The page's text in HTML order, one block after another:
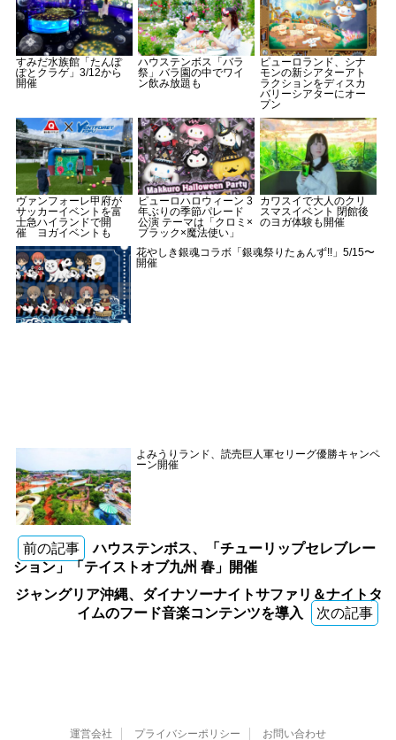
すみだ水族館「たんぽ
ぽとクラゲ」3/12から
開催
ハウステンボス「バラ
祭」バラ園の中でワイ
ン飲み放題も
ピューロランド、シナ
モンの新シアターアト
ラクションをディスカ
バリーシアターにオー
プン
ヴァンフォーレ甲府が
サッカーイベントを富
士急ハイランドで開
催 ヨガイベントも
ピューロハロウィーン 3
年ぶりの季節パレード
公演 テーマは「クロミ×
ブラック×魔法使い」
カワスイで大人のクリ
スマスイベント 閉館後
のヨガ体験も開催
花やしき銀魂コラボ「銀魂祭りたぁんず!!」5/15〜
開催
よみうりランド、読売巨人軍セリーグ優勝キャンペ
ーン開催
前の記事
ハウステンボス、「チューリップセレブレー
ション」「テイストオブ九州 春」開催
ジャングリア沖縄、ダイナソーナイトサファリ＆ナイトタ
イムのフード音楽コンテンツを導入
次の記事
運営会社 プライバシーポリシー お問い合わせ